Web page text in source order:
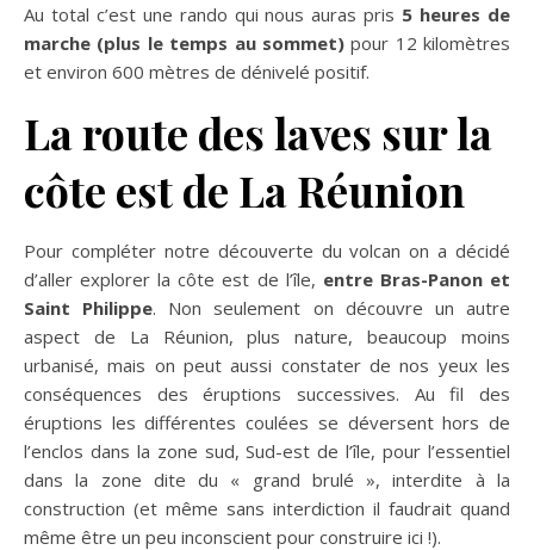
Au total c’est une rando qui nous auras pris 5 heures de
marche (plus le temps au sommet)pour 12 kilomètres
et environ 600 mètres de dénivelé positif.
La route des laves sur la
côte est de La Réunion
Pour compléter notre découverte du volcan on a décidé
d’aller explorer la côte est de l’île, entre Bras-Panon et
Saint Philippe. Non seulement on découvre un autre
aspect de La Réunion, plus nature, beaucoup moins
urbanisé, mais on peut aussi constater de nos yeux les
conséquences des éruptions successives. Au fil des
éruptions les différentes coulées se déversent hors de
l’enclos dans la zone sud, Sud-est de l’île, pour l’essentiel
dans la zone dite du « grand brulé », interdite à la
construction (et même sans interdiction il faudrait quand
même être un peu inconscient pour construire ici !).